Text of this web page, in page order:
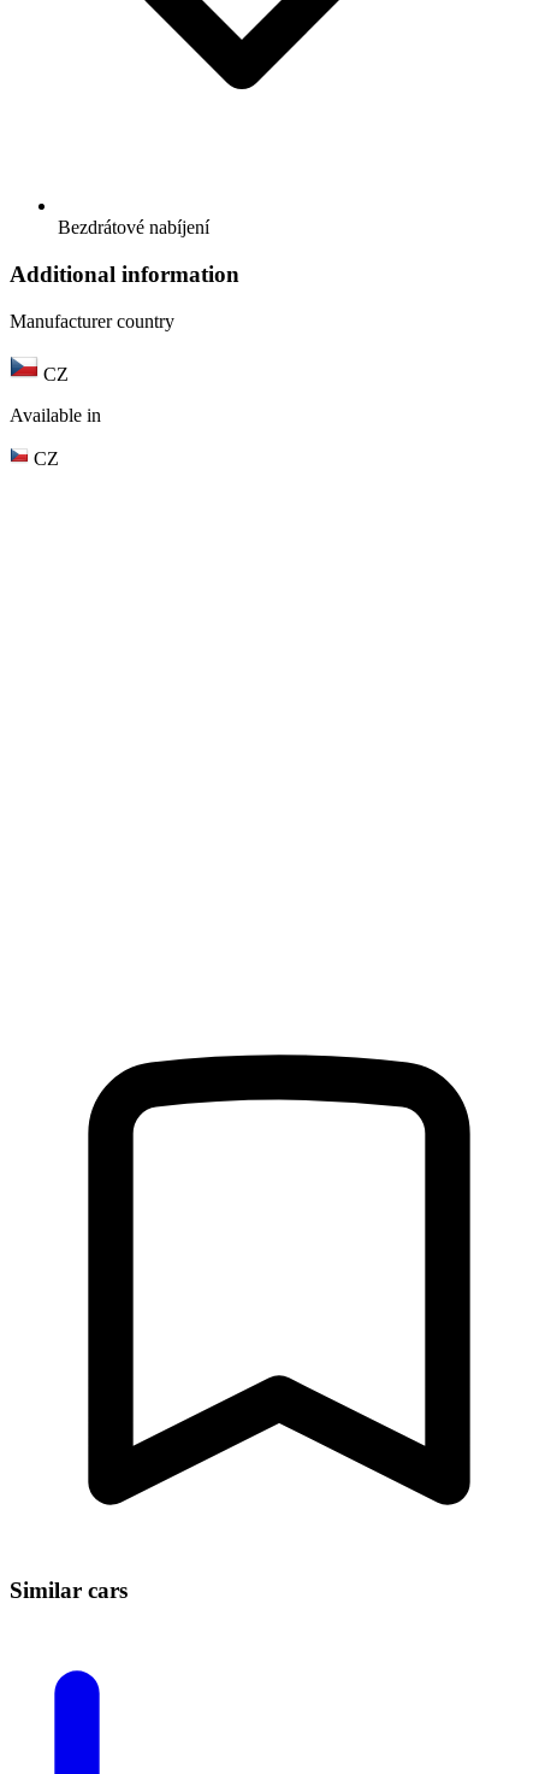
Bezdrátové nabíjení
Additional information
Manufacturer country
CZ
Available in
CZ
Similar cars